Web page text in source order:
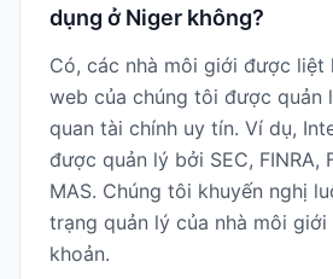
dụng ở Niger không?
Có, các nhà môi giới được liệt
web của chúng tôi được quản
quan tài chính uy tín. Ví dụ,
được quản lý bởi SEC, FINRA,
MAS. Chúng tôi khuyến nghị
trạng quản lý của nhà môi
khoản.